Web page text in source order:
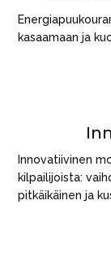
kasaamaan ja
Innovatiivinen
kilpailijoista:
pitkäikäinen ja